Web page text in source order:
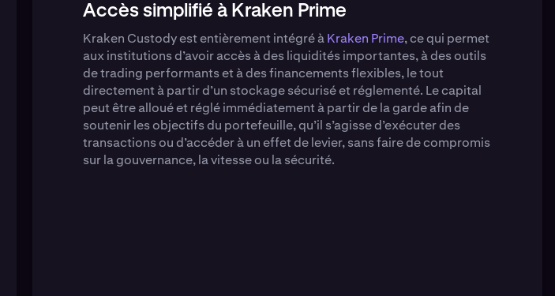
Accès simplifié à Kraken Prime
Kraken Custody est entièrement intégré àKraken Prime, ce qui permet
aux institutions d’avoir accès à des liquidités importantes, à des outils
de trading performants et à des financements flexibles, le tout
directement à partir d’un stockage sécurisé et réglementé. Le capital
peut être alloué et réglé immédiatement à partir de la garde afin de
soutenir les objectifs du portefeuille, qu’il s’agisse d’exécuter des
transactions ou d’accéder à un effet de levier, sans faire de compromis
sur la gouvernance, la vitesse ou la sécurité.